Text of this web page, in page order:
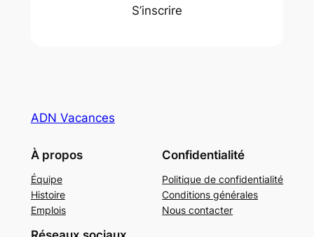
S’inscrire
ADN Vacances
À propos
Équipe
Histoire
Emplois
Confidentialité
Politique de confidentialité
Conditions générales
Nous contacter